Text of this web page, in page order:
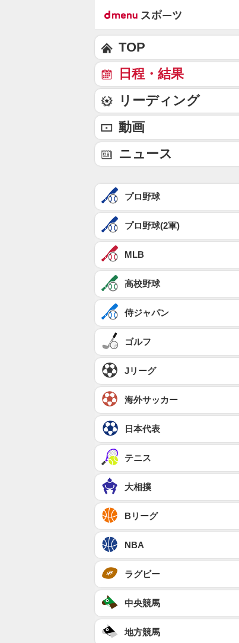
TOP
日程・結果
リーディング
動画
ニュース
プロ野球
プロ野球(2軍)
MLB
高校野球
侍ジャパン
ゴルフ
Jリーグ
海外サッカー
日本代表
テニス
大相撲
Bリーグ
NBA
ラグビー
中央競馬
地方競馬